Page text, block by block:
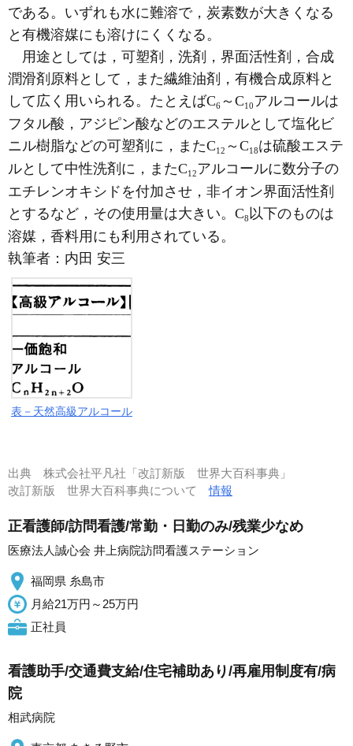
である。いずれも水に難溶で，炭素数が大きくなる
と有機溶媒にも溶けにくくなる。
用途としては，可塑剤，洗剤，界面活性剤，合成
潤滑剤原料として，また繊維油剤，有機合成原料と
して広く用いられる。たとえばC6 ～C10アルコールは
フタル酸，アジピン酸などのエステルとして塩化ビ
ニル樹脂などの可塑剤に，またC12 ～C18は硫酸エステ
ルとして中性洗剤に，またC12アルコールに数分子の
エチレンオキシドを付加させ，非イオン界面活性剤
とするなど，その使用量は大きい。C8以下のものは
溶媒，香料用にも利用されている。
執筆者： 内田 安三
表－天然高級アルコール
出典 株式会社平凡社「改訂新版 世界大百科事典」
改訂新版 世界大百科事典について情報
正看護師/訪問看護/常勤・日勤のみ/残業少なめ
医療法人誠心会 井上病院訪問看護ステーション
福岡県 糸島市
月給21万円～25万円
正社員
看護助手/交通費支給/住宅補助あり/再雇用制度有/病
院
相武病院